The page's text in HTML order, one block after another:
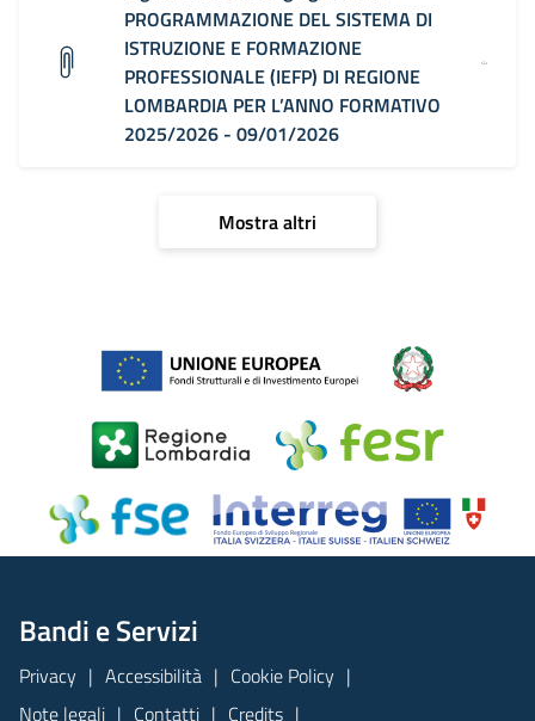
PROGRAMMAZIONE DEL SISTEMA DI
ISTRUZIONE E FORMAZIONE
PROFESSIONALE (IEFP) DI REGIONE
LOMBARDIA PER L’ANNO FORMATIVO
2025/2026 - 09/01/2026
Mostra altri
Bandi e Servizi
Privacy Accessibilità
Cookie Policy
Note legali
Contatti Credits